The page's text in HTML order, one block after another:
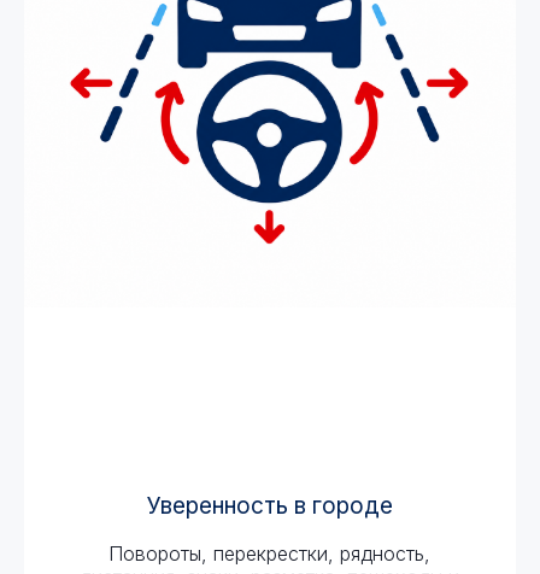
Уверенность в городе
Повороты, перекрестки, рядность,